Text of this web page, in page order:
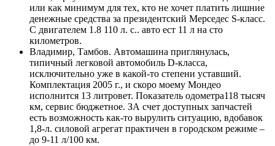
или как минимум для тех, кто не хочет платить лишние
денежные средства за президентский Мерседес S-класс.
С двигателем 1.8 110 л. с.. авто ест 11 л на сто
километров.
Владимир, Тамбов. Автомашина приглянулась,
типичный легковой автомобиль D-класса,
исключительно уже в какой-то степени уставший.
Комплектация 2005 г., и скоро моему Мондео
исполнится 13 литровет. Показатель одометра118 тысяч
км, сервис бюджетное. ЗА счет доступных запчастей
есть возможность как-то вырулить ситуацию, вдобавок
1,8-л. силовой агрегат практичен в городском режиме –
до 9-11 л/100 км.